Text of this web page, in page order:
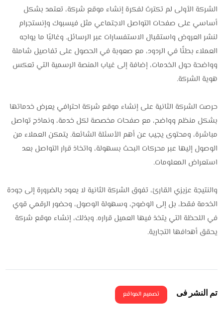
الشركة الأولى لم تكترث لفكرة إنشاء موقع شركة، تعتمد بشكل
أساسي على صفحات التواصل الاجتماعي مثل فيسبوك وإنستجرام
لنشر العروض واستقبال الاستفسارات عبر الرسائل. وغالبًا ما يواجه
العملاء بطئًا في الردود، مع صعوبة في الحصول على تفاصيل شاملة
وواضحة حول الخدمات، إضافة إلى غياب المنصة الرسمية التي تعكس
هوية الشركة.
حرصت الشركة الثانية على إنشاء موقع شركة احترافي يعرض خدماتها
بشكل منظم وواضح، مع صفحات مخصصة لكل خدمة، ونماذج تواصل
مباشرة، ومحتوى يجيب عن أهم الأسئلة الشائعة. يتمكن العملاء من
الوصول إليها عبر محركات البحث بسهولة، واتخاذ قرار التواصل بعد
استعراض المعلومات.
والنتيجة عزيزي القارئ، تفوق الشركة الثانية لا يعود بالضرورة إلى جودة
الخدمة فقط، بل إلى الوضوح، وسهولة الوصول، وحضور الرقمي قوي
في اللحظة التي يتخذ فيها العميل قراره. وبذلك، إنشاء موقع شركة
يحقق أهدافها التجارية.
تم النشر فى تصميم المواقع